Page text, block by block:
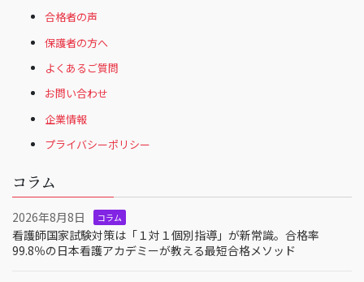
合格者の声
保護者の方へ
よくあるご質問
お問い合わせ
企業情報
プライバシーポリシー
コラム
2026年8月8日 コラム
看護師国家試験対策は「１対１個別指導」が新常識。合格率
99.8％の日本看護アカデミーが教える最短合格メソッド